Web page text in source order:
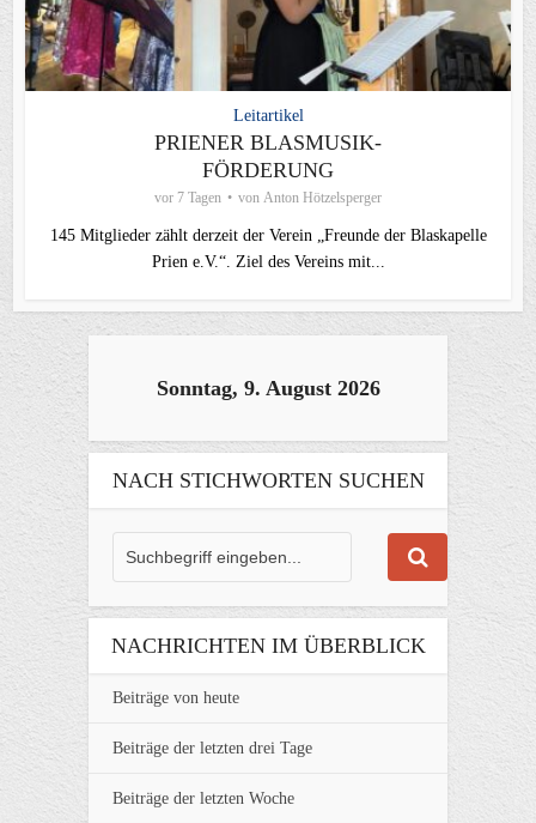
Leitartikel
PRIENER BLASMUSIK-
FÖRDERUNG
vor 7 Tagen von Anton Hötzelsperger
145 Mitglieder zählt derzeit der Verein „Freunde der Blaskapelle
Prien e.V.“. Ziel des Vereins mit...
Sonntag, 9. August 2026
NACH STICHWORTEN SUCHEN
NACHRICHTEN IM ÜBERBLICK
Beiträge von heute
Beiträge der letzten drei Tage
Beiträge der letzten Woche